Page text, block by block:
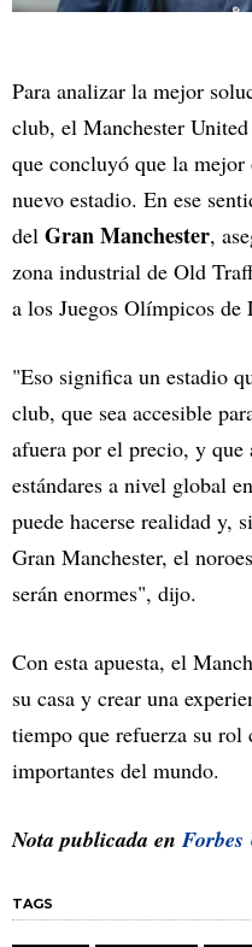
Para analizar la mejor
club, el Manchester
que concluyó que la
nuevo estadio. En ese
del Gran Manchester,
zona industrial de Old
a los Juegos Olímpicos de
"Eso significa un estadio
club, que sea accesible
afuera por el precio, y que
estándares a nivel global
puede hacerse realidad y,
Gran Manchester, el
serán enormes", dijo.
Con esta apuesta, el
su casa y crear una
tiempo que refuerza su rol
importantes del mundo.
Nota publicada enForbes
TAGS